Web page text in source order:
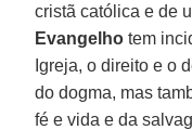
cristã católica e de
Evangelho tem
Igreja, o direito e o
do dogma, mas
fé e vida e da